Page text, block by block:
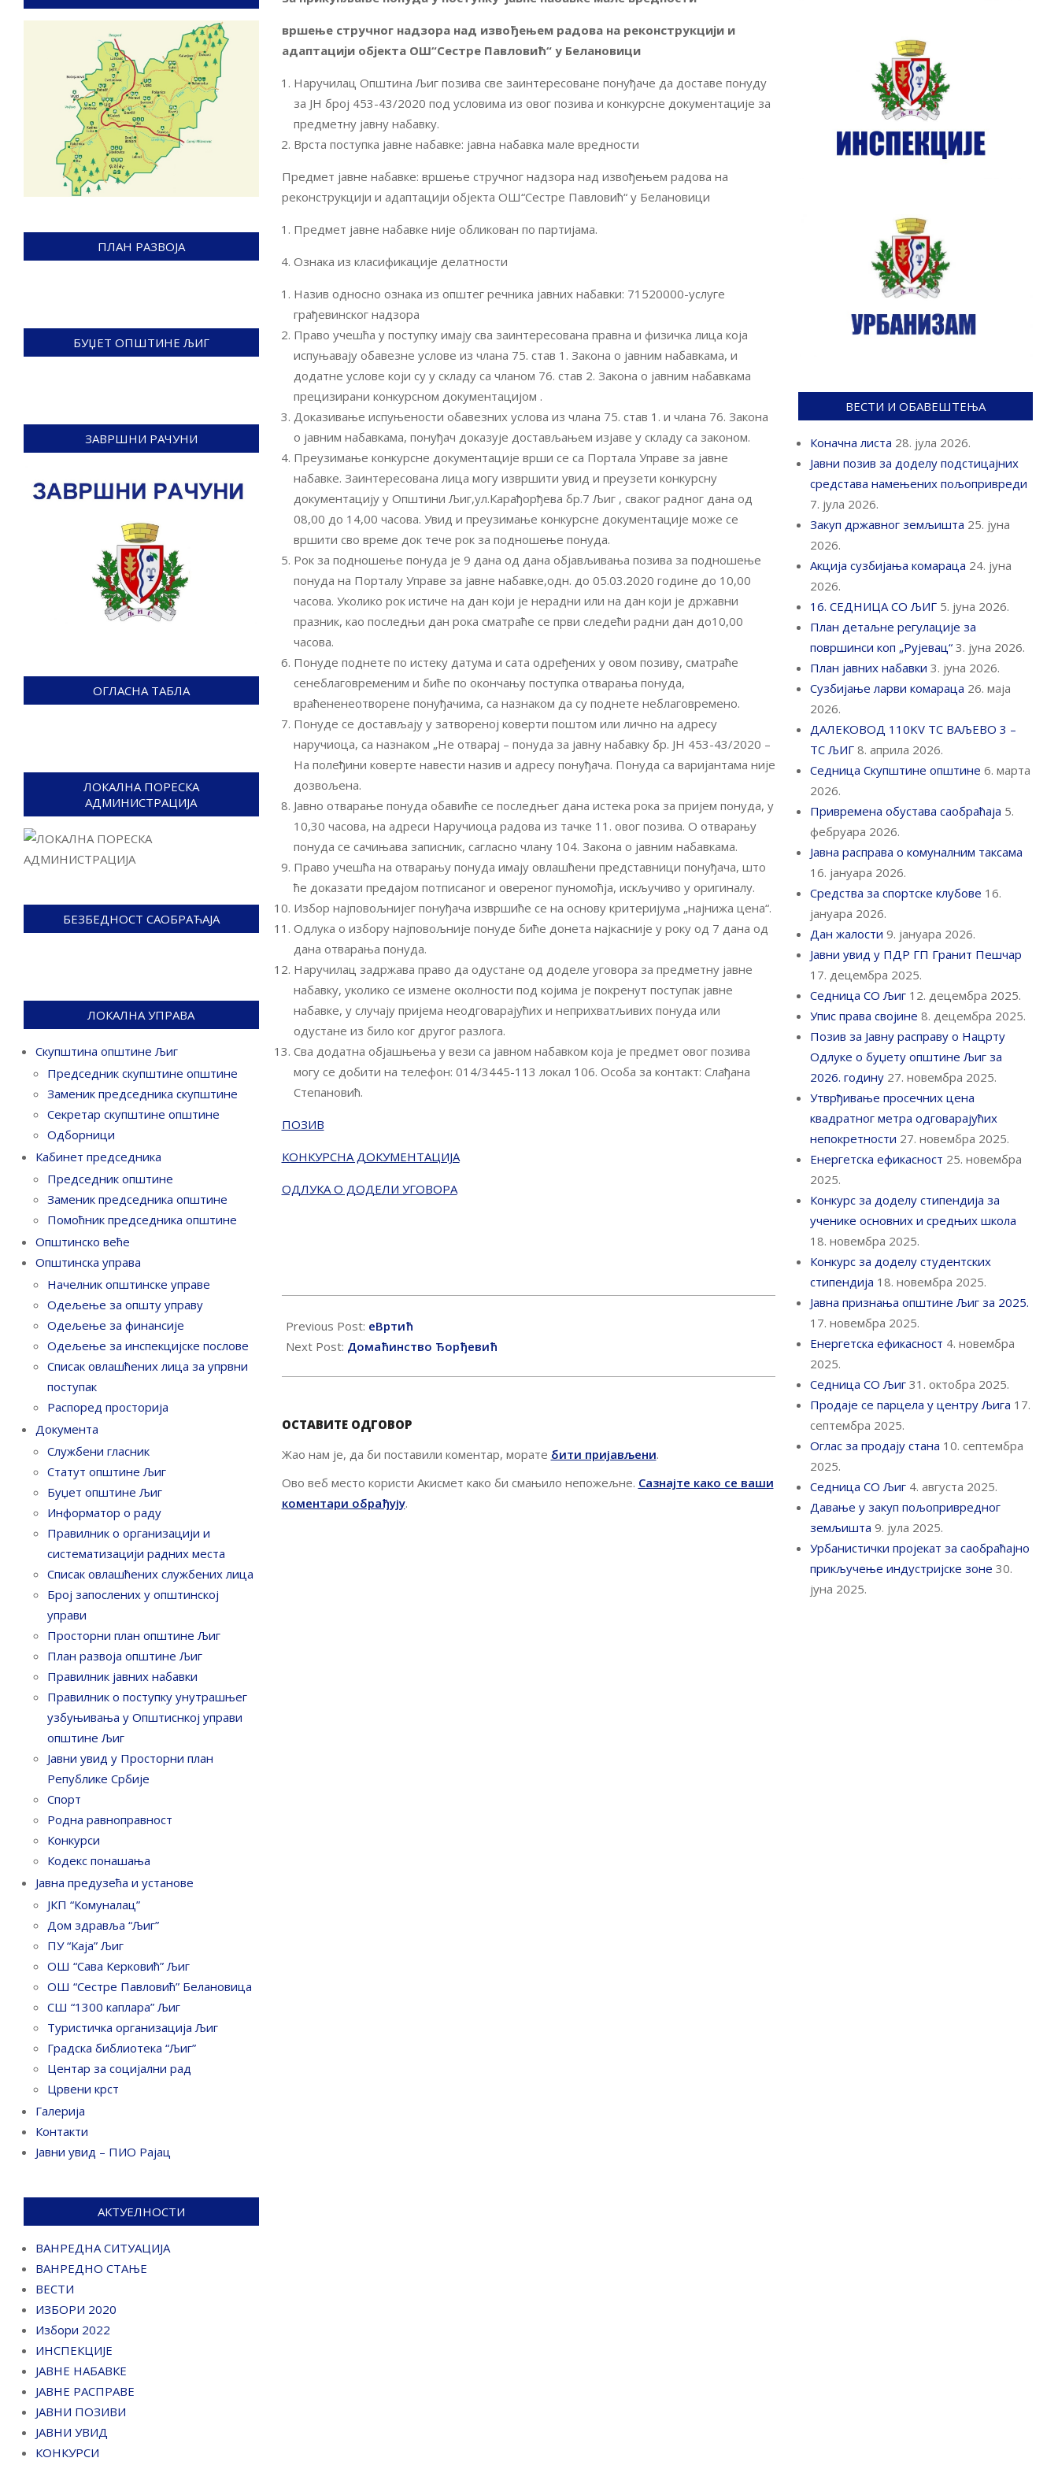
вршење стручног надзора над извођењем радова на реконструкцији и
адаптацији објекта ОШ“Сестре Павловић“ у Белановици
Наручилац Општина Љиг позива све заинтересоване понуђаче да доставе понуду
за ЈН број 453-43/2020 под условима из овог позива и конкурсне документације за
предметну јавну набавку.
Врста поступка јавне набавке: јавна набавка мале вредности
Предмет јавне набавке: вршење стручног надзора над извођењем радова на
реконструкцији и адаптацији објекта ОШ“Сестре Павловић“ у Белановици
Предмет јавне набавке није обликован по партијама.
Ознака из класификације делатности
Назив односно ознака из општег речника јавних набавки: 71520000-услуге
грађевинског надзора
Право учешћа у поступку имају сва заинтересована правна и физичка лица која
испуњавају обавезне услове из члана 75. став 1. Закона о јавним набавкама, и
додатне услове који су у складу са чланом 76. став 2. Закона о јавним набавкама
прецизирани конкурсном документацијом .
Доказивање испуњености обавезних услова из члана 75. став 1. и члана 76. Закона
о јавним набавкама, понуђач доказује достављањем изјаве у складу са законом.
Преузимање конкурсне документације врши се са Портала Управе за јавне
набавке. Заинтересована лица могу извршити увид и преузети конкурсну
документацију у Општини Љиг,ул.Карађорђева бр.7 Љиг , сваког радног дана од
08,00 до 14,00 часова. Увид и преузимање конкурсне документације може се
вршити сво време док тече рок за подношење понуда.
Рок за подношење понуда је 9 данa од дана објављивања позива за подношење
понуда на Порталу Управе за јавне набавке,одн. до 05.03.2020 године до 10,00
часова. Уколико рок истиче на дан који је нерадни или на дан који је државни
празник, као последњи дан рока сматраће се први следећи радни дан до10,00
часова.
Понуде поднете по истеку датума и сата одређених у овом позиву, сматраће
сенеблаговременим и биће по окончању поступка отварања понуда,
враћененеотворене понуђачима, са назнаком да су поднете неблаговремено.
Понуде се достављају у затвореној коверти поштом или лично на адресу
наручиоца, са назнаком „Не отварај – понуда за јавну набавку бр. ЈН 453-43/2020 –
На полеђини коверте навести назив и адресу понуђача. Понуда са варијантама није
дозвољена.
Јавно отварање понуда обавиће се последњег дана истека рока за пријем понуда, у
10,30 часова, на адреси Наручиоца радова из тачке 11. овог позива. О отварању
понуда се сачињава записник, сагласно члану 104. Закона о јавним набавкама.
Право учешћа на отварању понуда имају овлашћени представници понуђача, што
ће доказати предајом потписаног и овереног пуномоћја, искључиво у оригиналу.
Избор најповољнијег понуђача извршиће се на основу критеријума „најнижа цена“.
Одлука о избору најповољније понуде биће донета најкасније у року од 7 дана од
дана отварања понуда.
Наручилац задржава право да одустане од доделе уговора за предметну јавне
набавку, уколико се измене околности под којима је покренут поступак јавне
набавке, у случају пријема неодговарајућих и неприхватљивих понуда или
одустане из било ког другог разлога.
Сва додатна објашњења у вези са јавном набавком која је предмет овог позива
могу се добити на телефон: 014/3445-113 локал 106. Особа за контакт: Слађана
Степановић.
ПОЗИВ
КОНКУРСНА ДОКУМЕНТАЦИЈА
ОДЛУКА О ДОДЕЛИ УГОВОРА
02-
25
Previous Post: еВртић
Next Post: Домаћинство Ђорђевић
ОСТАВИТЕ ОДГОВОР
Жао нам је, да би поставили коментар, морате бити пријављени.
Ово веб место користи Акисмет како би смањило непожељне. Сазнајте како се ваши
коментари обрађују.
ПЛАН РАЗВОЈА
БУЏЕТ ОПШТИНЕ ЉИГ
ЗАВРШНИ РАЧУНИ
ОГЛАСНА ТАБЛА
ЛОКАЛНА ПОРЕСКА
АДМИНИСТРАЦИЈА
БЕЗБЕДНОСТ САОБРАЋАЈА
ЛОКАЛНА УПРАВА
Скупштина општине Љиг
Председник скупштине општине
Заменик председника скупштине
Секретар скупштине општине
Одборници
Кабинет председника
Председник општине
Заменик председника општине
Помоћник председника општине
Општинско веће
Општинска управа
Начелник општинске управе
Одељење за општу управу
Одељење за финансије
Одељење за инспекцијске послове
Списак овлашћених лица за упрвни
поступак
Распоред просторија
Документа
Службени гласник
Статут општине Љиг
Буџет општине Љиг
Информатор о раду
Правилник o организацији и
систематизацији радних места
Списак овлашћених службених лица
Број запослених у oпштинској
управи
Просторни план општине Љиг
План развоја општине Љиг
Правилник јавних набавки
Правилник о поступку унутрашњег
узбуњивања у Општиснкој управи
општине Љиг
Јавни увид у Просторни план
Републике Србије
Спорт
Родна равноправност
Конкурси
Кодекс понашања
Јавна предузећа и установе
ЈКП “Комуналац”
Дом здравља “Љиг”
ПУ “Каја” Љиг
ОШ “Сава Керковић” Љиг
ОШ “Сестре Павловић” Белановица
СШ “1300 каплара” Љиг
Туристичка организација Љиг
Градска библиотека “Љиг”
Центар за социјални рад
Црвени крст
Галерија
Контакти
Јавни увид – ПИО Рајац
АКТУЕЛНОСТИ
ВАНРЕДНА СИТУАЦИЈА
ВАНРЕДНО СТАЊЕ
ВЕСТИ
ИЗБОРИ 2020
Избори 2022
ИНСПЕКЦИЈЕ
ЈАВНЕ НАБАВКЕ
ЈАВНЕ РАСПРАВЕ
ЈАВНИ ПОЗИВИ
ЈАВНИ УВИД
КОНКУРСИ
ВЕСТИ И ОБАВЕШТЕЊА
Коначна листа 28. јула 2026.
Јавни позив за доделу подстицајних
средстава намењених пољопривреди
7. јула 2026.
Закуп државног земљишта 25. јуна
2026.
Акција сузбијања комараца 24. јуна
2026.
16. СЕДНИЦА СО ЉИГ 5. јуна 2026.
План детаљне регулације за
површинси коп „Рујевац“ 3. јуна 2026.
План јавних набавки 3. јуна 2026.
Сузбијање ларви комараца 26. маја
2026.
ДАЛЕКОВОД 110KV ТС ВАЉЕВО 3 –
ТС ЉИГ 8. априла 2026.
Седница Скупштине општине 6. марта
2026.
Привремена обустава саобраћаја 5.
фебруара 2026.
Јавна расправа о комуналним таксама
16. јануара 2026.
Средства за спортске клубове 16.
јануара 2026.
Дан жалости 9. јануара 2026.
Јавни увид у ПДР ГП Гранит Пешчар
17. децембра 2025.
Седница СО Љиг 12. децембра 2025.
Упис права својине 8. децембра 2025.
Позив за Јавну расправу о Нацрту
Одлуке о буџету општине Љиг за
2026. годину 27. новембра 2025.
Утврђивање просечних цена
квадратног метра одговарајућих
непокретности 27. новембра 2025.
Енергетска ефикасност 25. новембра
2025.
Конкурс за доделу стипендија за
ученике основних и средњих школа
18. новембра 2025.
Конкурс за доделу студентских
стипендија 18. новембра 2025.
Јавна признања општине Љиг за 2025.
17. новембра 2025.
Енергетска ефикасност 4. новембра
2025.
Седница СО Љиг 31. октобра 2025.
Продаје се парцела у центру Љига 17.
септембра 2025.
Оглас за продају стана 10. септембра
2025.
Седница СО Љиг 4. августа 2025.
Давање у закуп пољопривредног
земљишта 9. јула 2025.
Урбанистички пројекат за саобраћајно
прикључење индустријске зоне 30.
јуна 2025.